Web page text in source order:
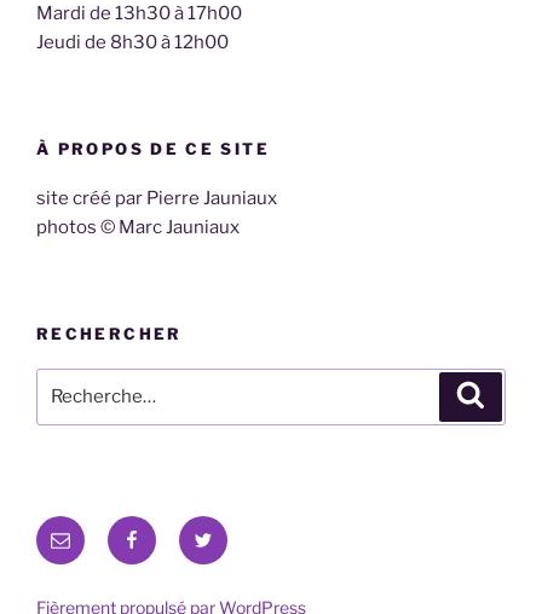
Mardi de 13h30 à 17h00
Jeudi de 8h30 à 12h00
À PROPOS DE CE SITE
site créé par Pierre Jauniaux
photos © Marc Jauniaux
RECHERCHER
pour
E-
mail
FacebookTwitter
Fièrement propulsé par WordPress